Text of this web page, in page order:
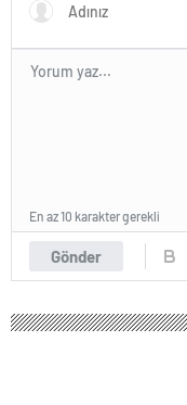
Gönder
En az 10 karakter gerekli